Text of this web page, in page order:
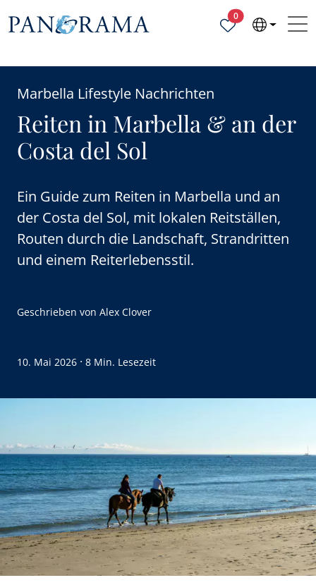
0Ausgewählte
Marbella Lifestyle Nachrichten
Reiten in Marbella & an der
Costa del Sol
Ein Guide zum Reiten in Marbella und an
der Costa del Sol, mit lokalen Reitställen,
Routen durch die Landschaft, Strandritten
und einem Reiterlebensstil.
Geschrieben von Alex Clover
10. Mai 2026 · 8 Min. Lesezeit